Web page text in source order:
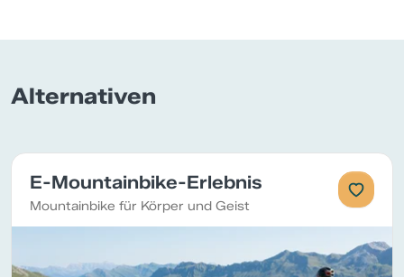
Alternativen
E-Mountainbike-Erlebnis
Mountainbike für Körper und Geist